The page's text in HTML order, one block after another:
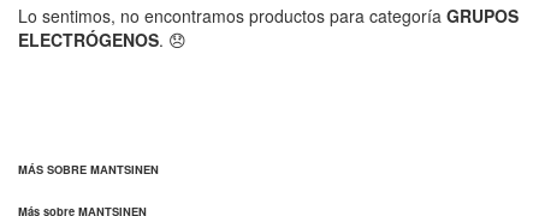
Lo sentimos, no encontramos productos para categoría GRUPOS
ELECTRÓGENOS. 😞
MÁS SOBRE MANTSINEN
Más sobre MANTSINEN